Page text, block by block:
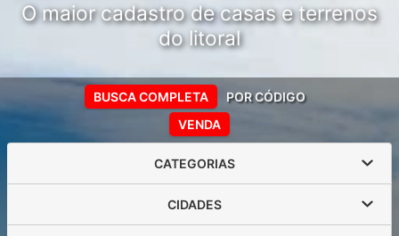
O maior cadastro de casas e terrenos
do litoral
VENDA
BUSCA COMPLETA POR CÓDIGO
CATEGORIAS
CIDADES